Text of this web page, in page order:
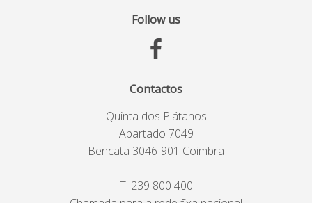
Follow us
Contactos
Quinta dos Plátanos
Apartado 7049
Bencata 3046-901 Coimbra
T: 239 800 400